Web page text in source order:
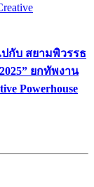
กับ สยามพิวรรธ
ยกทัพงาน
Powerhouse